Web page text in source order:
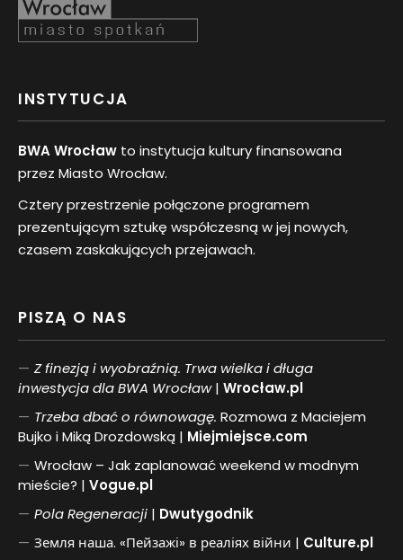
INSTYTUCJA
BWA Wrocław to instytucja kultury finansowana
przez Miasto Wrocław.
Cztery przestrzenie połączone programem
prezentującym sztukę współczesną w jej nowych,
czasem zaskakujących przejawach.
PISZĄ O NAS
Z finezją i wyobraźnią. Trwa wielka i długa
inwestycja dla BWA Wrocław| Wrocław.pl
Trzeba dbać o równowagę. Rozmowa z Maciejem
Bujko i Miką Drozdowską | Miejmiejsce.com
Wrocław – Jak zaplanować weekend w modnym
mieście? | Vogue.pl
PolaRegeneracji | Dwutygodnik
Земля наша. «Пейзажі» в реаліях війни | Culture.pl